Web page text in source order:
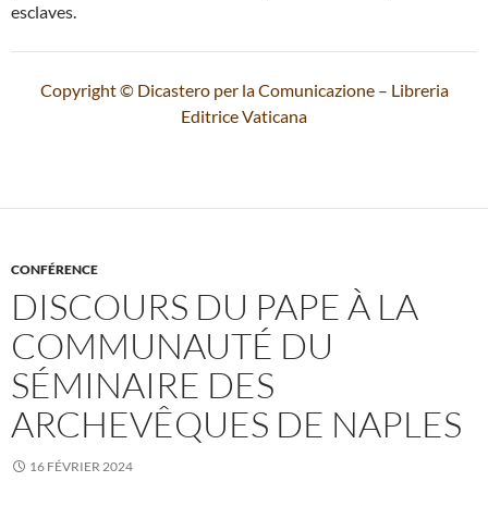
esclaves.
Copyright © Dicastero per la Comunicazione – Libreria
Editrice Vaticana
CONFÉRENCE
DISCOURS DU PAPE À LA
COMMUNAUTÉ DU
SÉMINAIRE DES
ARCHEVÊQUES DE NAPLES
16 FÉVRIER 2024